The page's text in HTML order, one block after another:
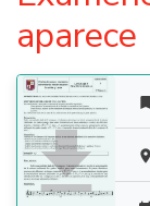
aparece


